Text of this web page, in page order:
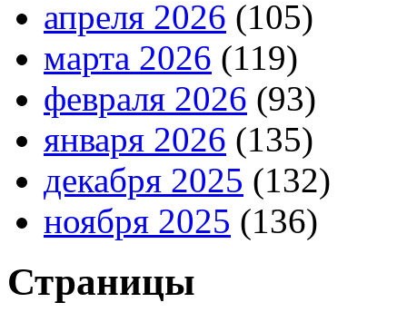
апреля 2026 (105)
марта 2026 (119)
февраля 2026 (93)
января 2026 (135)
декабря 2025 (132)
ноября 2025 (136)
Страницы